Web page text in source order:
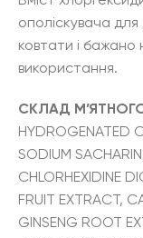
ополіскувача для
ковтати і бажано
використання.
СКЛАД
HYDROGENATED
SODIUM
CHLORHEXIDINE
FRUIT EXTRACT,
GINSENG ROOT